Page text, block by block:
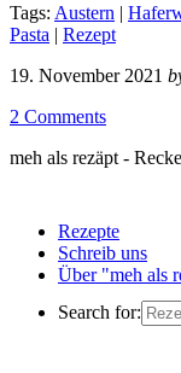
Tags: Austern |
Pasta | Rezept
19. November 2021
2 Comments
meh als rezäpt -
Rezepte
Schreib uns
Über "meh als
Search for: